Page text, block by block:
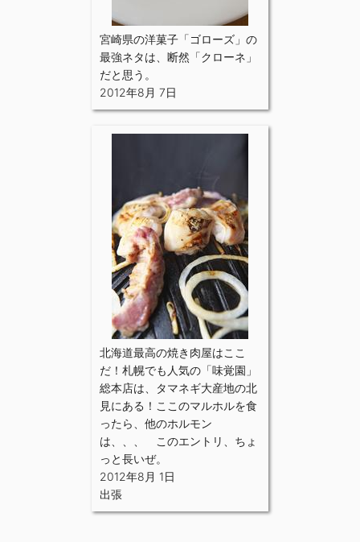
宮崎県の洋菓子「ゴローズ」の
最強ネタは、断然「クローネ」
だと思う。
2012年8月 7日
北海道最高の焼き肉屋はここ
だ！札幌でも人気の「味覚園」
総本店は、タマネギ大産地の北
見にある！ここのマルホルを食
ったら、他のホルモン
は、、、 このエントリ、ちょ
っと長いぜ。
2012年8月 1日
出張